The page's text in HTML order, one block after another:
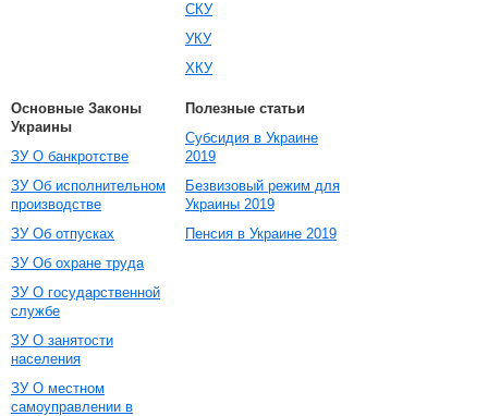
СКУ
УКУ
ХКУ
Основные Законы
Украины
ЗУ О банкротстве
ЗУ Об исполнительном
производстве
ЗУ Об отпусках
ЗУ Об охране труда
ЗУ О государственной
службе
ЗУ О занятости
населения
ЗУ О местном
самоуправлении в
Полезные статьи
Субсидия в Украине
2019
Безвизовый режим для
Украины 2019
Пенсия в Украине 2019